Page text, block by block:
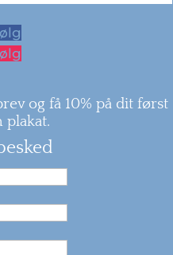
og få 10% på dit først
plakat.